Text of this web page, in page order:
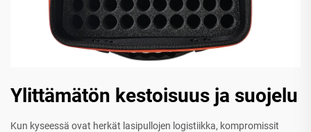
Ylittämätön kestoisuus ja suojelu
Kun kyseessä ovat herkät lasipullojen logistiikka, kompromissit